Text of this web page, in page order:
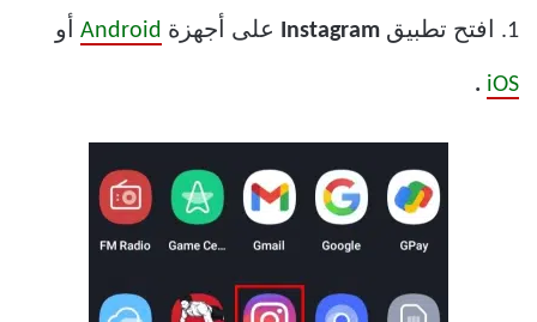
1. افتح تطبيق Instagram على أجهزة Android أو
iOS
.